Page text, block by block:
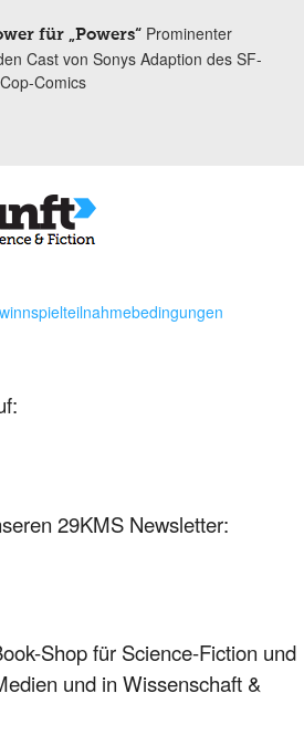
für „Powers“ Prominenter
Cast von Sonys Adaption des SF-
Comics
29KMS Newsletter:
Shop für Science-Fiction und
und in Wissenschaft &